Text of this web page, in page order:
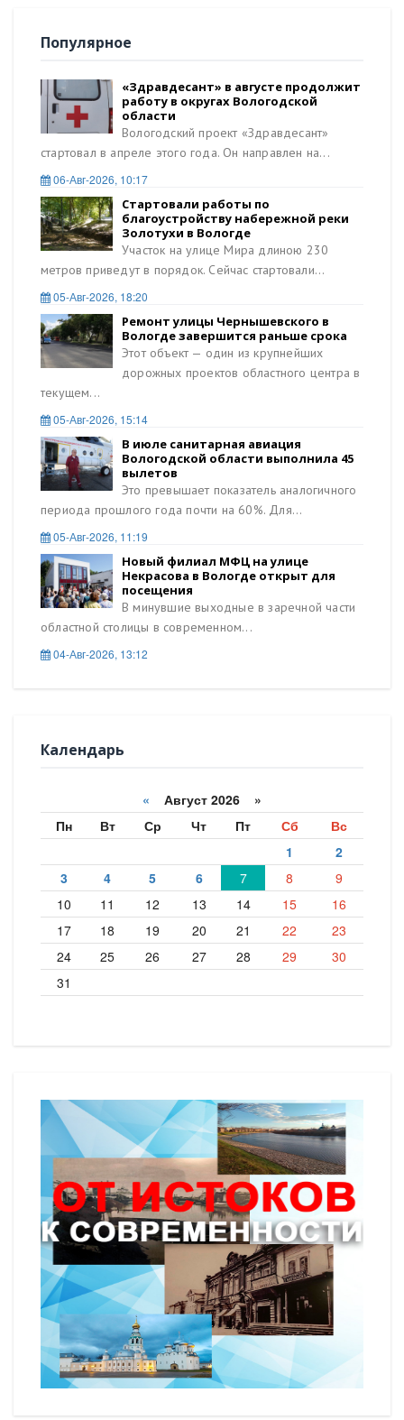
Популярное
«Здравдесант» в августе продолжит
работу в округах Вологодской
области
Вологодский проект «Здравдесант»
стартовал в апреле этого года. Он направлен на...
06-Авг-2026, 10:17
Стартовали работы по
благоустройству набережной реки
Золотухи в Вологде
Участок на улице Мира длиною 230
метров приведут в порядок. Сейчас стартовали...
05-Авг-2026, 18:20
Ремонт улицы Чернышевского в
Вологде завершится раньше срока
Этот объект — один из крупнейших
дорожных проектов областного центра в
текущем...
05-Авг-2026, 15:14
В июле санитарная авиация
Вологодской области выполнила 45
вылетов
Это превышает показатель аналогичного
периода прошлого года почти на 60%. Для...
05-Авг-2026, 11:19
Новый филиал МФЦ на улице
Некрасова в Вологде открыт для
посещения
В минувшие выходные в заречной части
областной столицы в современном...
04-Авг-2026, 13:12
Календарь
« Август 2026 »
Пн
Вт Ср Чт Пт Сб
Вс
1
2
3
4 5 6 7 8
9
10
11 12 13 14 15
16
17
18 19 20 21 22
23
24
25 26 27 28 29
30
31